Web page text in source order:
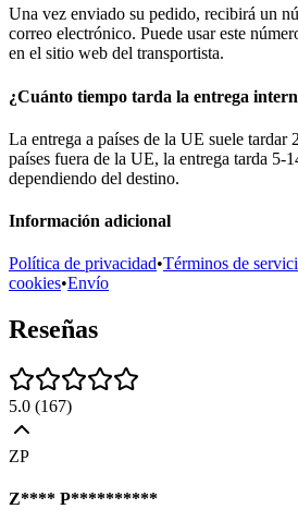
Una vez enviado su pedido, recibirá un
correo electrónico. Puede usar este
en el sitio web del transportista.
¿Cuánto tiempo tarda la entrega
La entrega a países de la UE suele tardar
países fuera de la UE, la entrega tarda 5-
dependiendo del destino.
Información adicional
Política de privacidad•Términos de
cookies•Envío
Reseñas
5.0 (167)
ZP
Z**** P**********